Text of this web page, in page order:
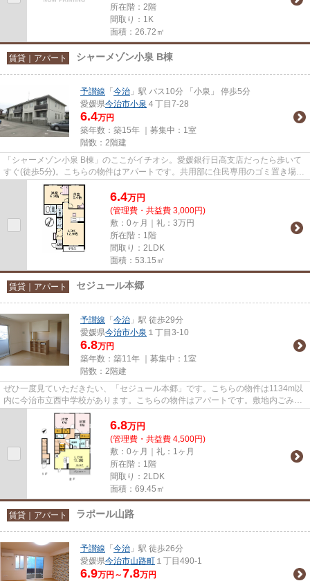
所在階：2階
間取り：1K
面積：26.72㎡
賃貸｜アパート シャーメゾン小泉 B棟
予讃線 「 今治 」駅 バス10分 「小泉」 停歩5分
愛媛県今治市小泉 ４丁目7-28
6.4万円
築年数：築15年 ｜募集中： 1室
階数：2階建
「シャーメゾン小泉 B棟」のここがイチオシ。愛媛銀行日高支店だったら歩いて
すぐ(徒歩5分)。こちらの物件はアパートです。共用部に住民専用のゴミ置き場が
あるので、面倒なゴミ出しも...
6.4万円
(管理費・共益費 3,000円)
敷：0ヶ月｜礼：3万円
所在階：1階
間取り：2LDK
面積：53.15㎡
賃貸｜アパート セジュール本郷
予讃線 「 今治 」駅 徒歩29分
愛媛県今治市小泉 １丁目3-10
6.8万円
築年数：築11年 ｜募集中： 1室
階数：2階建
ぜひ一度見ていただきたい、「セジュール本郷」です。こちらの物件は1134m以
内に今治市立西中学校があります。こちらの物件はアパートです。敷地内ごみ置
き場により、敷地外のごみ置き...
6.8万円
(管理費・共益費 4,500円)
敷：0ヶ月｜礼：1ヶ月
所在階：1階
間取り：2LDK
面積：69.45㎡
賃貸｜アパート ラポール山路
予讃線 「 今治 」駅 徒歩26分
愛媛県今治市山路町 １丁目490-1
6.9万円～7.8万円